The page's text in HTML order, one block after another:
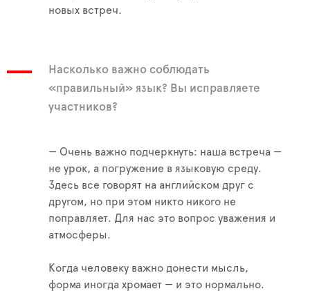
новых встреч.
Насколько важно соблюдать
«правильный» язык? Вы исправляете
участников?
— Очень важно подчеркнуть: наша встреча —
не урок, а погружение в языковую среду.
Здесь все говорят на английском друг с
другом, но при этом никто никого не
поправляет. Для нас это вопрос уважения и
атмосферы.
Когда человеку важно донести мысль,
форма иногда хромает — и это нормально.